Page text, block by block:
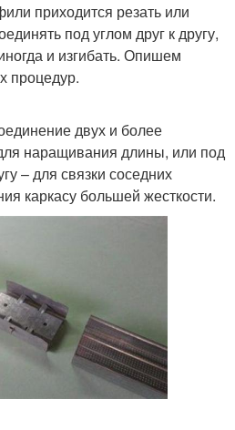
приходится резать или
под углом друг к другу,
и изгибать. Опишем
процедур.
двух и более
наращивания длины, или под
– для связки соседних
каркасу большей жесткости.